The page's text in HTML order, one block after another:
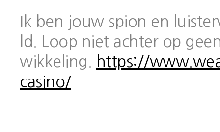
Ik ben jouw spion en
ld. Loop niet achter op
wikkeling.
https://
casino/